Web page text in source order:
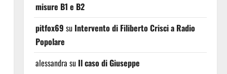
misure B1 e B2
pitfox69 su Intervento di Filiberto Crisci a Radio
Popolare
alessandra su Il caso di Giuseppe